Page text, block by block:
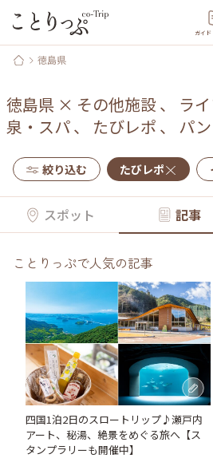
ガイ
徳島県
徳島県 × その他施設、 ラ
泉・スパ、 たびレポ 、 パン
絞り込む たびレポ
スポット 記事
ことりっぷで人気の記事
四国1泊2日のスロートリップ♪瀬戸内
アート、秘湯、絶景をめぐる旅へ【ス
タンプラリーも開催中】